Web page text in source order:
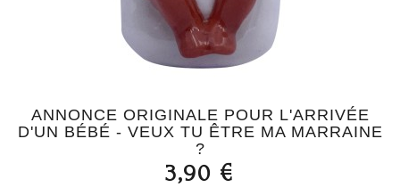
ANNONCE ORIGINALE POUR L'ARRIVÉE
D'UN BÉBÉ - VEUX TU ÊTRE MA MARRAINE
?
3,90 €